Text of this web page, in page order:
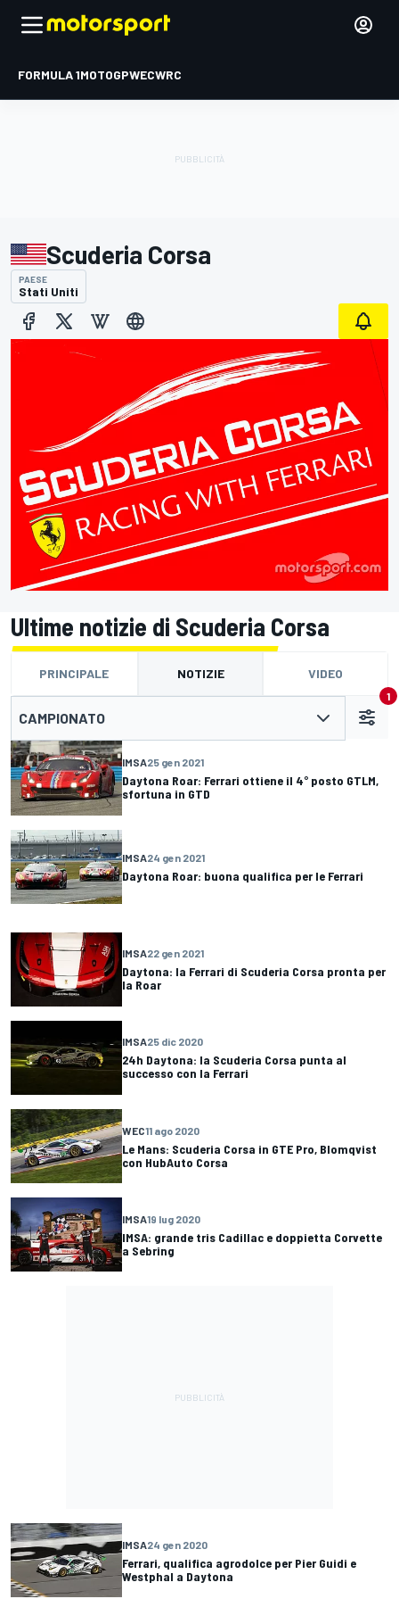
FORMULA 1MOTOGPWECWRC
Scuderia Corsa
PAESE
Stati Uniti
Ultime notizie di Scuderia Corsa
PRINCIPALE NOTIZIE VIDEO
CAMPIONATO
1
IMSA25 gen 2021
Daytona Roar: Ferrari ottiene il 4° posto GTLM,
sfortuna in GTD
IMSA24 gen 2021
Daytona Roar: buona qualifica per le Ferrari
IMSA22 gen 2021
Daytona: la Ferrari di Scuderia Corsa pronta per
la Roar
IMSA25 dic 2020
24h Daytona: la Scuderia Corsa punta al
successo con la Ferrari
WEC11 ago 2020
Le Mans: Scuderia Corsa in GTE Pro, Blomqvist
con HubAuto Corsa
IMSA19 lug 2020
IMSA: grande tris Cadillac e doppietta Corvette
a Sebring
IMSA24 gen 2020
Ferrari, qualifica agrodolce per Pier Guidi e
Westphal a Daytona